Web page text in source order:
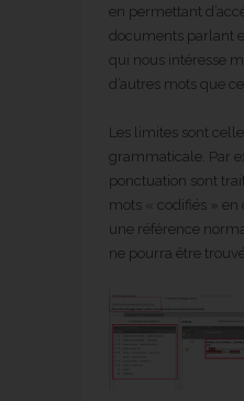
en permettant
documents parlant
qui nous intéresse
d’autres mots que
Les limites sont
grammaticale. Par
ponctuation sont
mots « codifiés »
une référence
ne pourra être